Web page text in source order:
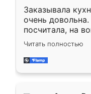
Заказывала
очень
посчитала, на
Замерщик
делу со всей
за день, ребята
Читать полностью